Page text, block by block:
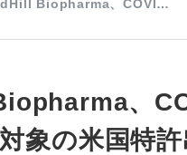
Biopharma、COVI…
、
象の米国特